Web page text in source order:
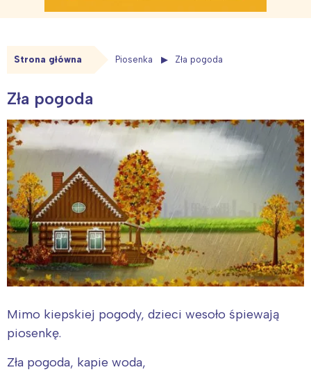
Strona główna Piosenka Zła pogoda
Zła pogoda
Mimo kiepskiej pogody, dzieci wesoło śpiewają
piosenkę.
Zła pogoda, kapie woda,